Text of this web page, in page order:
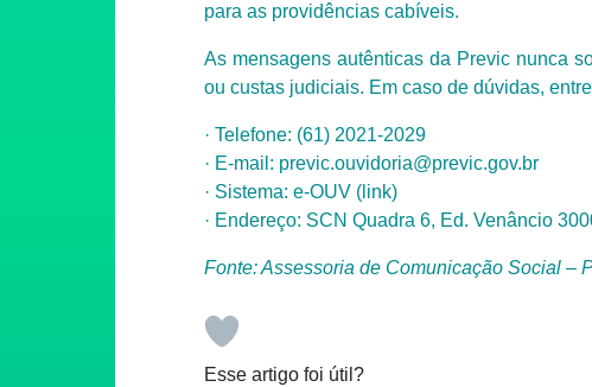
para as providências cabíveis.
As mensagens autênticas da Previc nunca
ou custas judiciais. Em caso de dúvidas,
· Telefone: (61) 2021-2029
· E-mail: previc.ouvidoria@previc.gov.br
· Sistema: e-OUV (link)
· Endereço: SCN Quadra 6, Ed. Venâncio
Fonte: Assessoria de Comunicação Social –
Esse artigo foi útil?